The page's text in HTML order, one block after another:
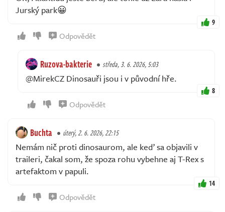
Jurský park😀
9
Odpovědět
Ruzova-bakterie středa, 3. 6. 2026, 5:03
@MirekCZ Dinosauři jsou i v původní hře.
8
Odpovědět
Buchta úterý, 2. 6. 2026, 22:15
Nemám nič proti dinosaurom, ale keď sa objavili v
traileri, čakal som, že spoza rohu vybehne aj T-Rex s
artefaktom v papuli.
14
Odpovědět